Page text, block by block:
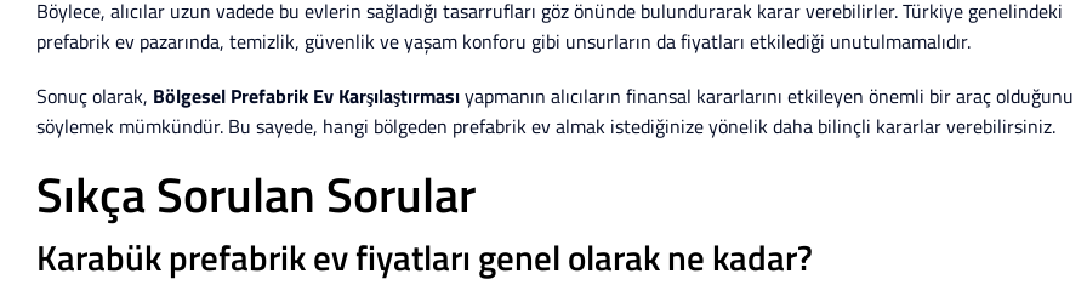
Böylece, alıcılar uzun vadede bu evlerin sağladığı tasarrufları göz önünde bulundurarak karar verebilirler. Türkiye genelindeki
prefabrik ev pazarında, temizlik, güvenlik ve yaşam konforu gibi unsurların da fiyatları etkilediği unutulmamalıdır.
Sonuç olarak, Bölgesel Prefabrik Ev Karşılaştırmasıyapmanın alıcıların finansal kararlarını etkileyen önemli bir araç olduğunu
söylemek mümkündür. Bu sayede, hangi bölgeden prefabrik ev almak istediğinize yönelik daha bilinçli kararlar verebilirsiniz.
Sıkça Sorulan Sorular
Karabük prefabrik ev fiyatları genel olarak ne kadar?